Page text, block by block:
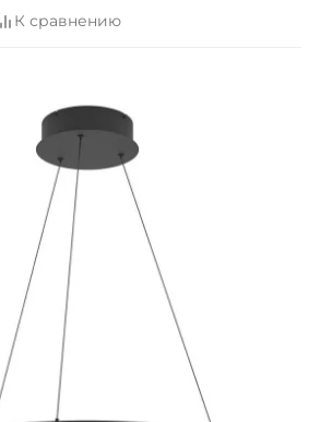
К сравнению